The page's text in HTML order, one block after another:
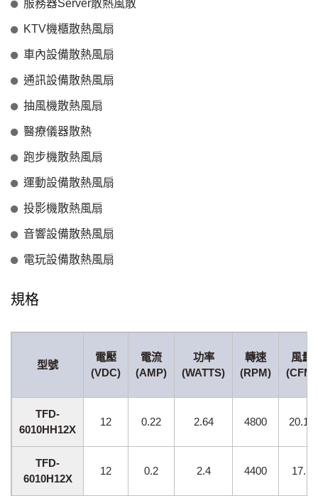
服務器Server散熱風散
KTV機櫃散熱風扇
車內設備散熱風扇
通訊設備散熱風扇
抽風機散熱風扇
醫療儀器散熱
跑步機散熱風扇
運動設備散熱風扇
投影機散熱風扇
音響設備散熱風扇
電玩設備散熱風扇
規格
型號
電壓
(VDC)
電流
(AMP)
功率
(WATTS)
轉速
(RPM)
風量
(CFM)
TFD-
6010HH12X
12 0.22 2.64 4800 20.18
TFD-
6010H12X
12 0.2 2.4 4400 17.7